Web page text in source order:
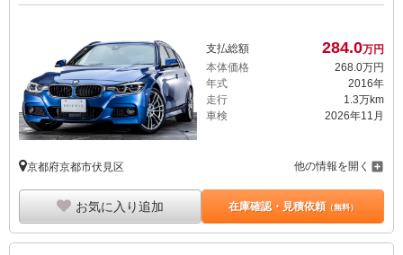
支払総額 284.0万円
本体価格
268. 0万円
年式
2016年
走行
1.3万km
車検
2026年11月
京都府京都市伏見区 他の情報を開く
お気に入り追加 在庫確認・見積依頼（無料）